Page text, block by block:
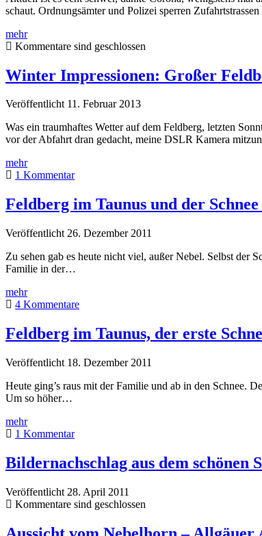
schaut. Ordnungsämter und Polizei sperren
mehrLindenfels
im
Kommentare sind geschlossen
Winter Impressionen: Großer
Veröffentlicht 11. Februar 2013
Was ein traumhaftes Wetter auf dem Feldberg, letzten
vor der Abfahrt dran gedacht, meine DSLR Kamera
mehrWinter
Impressionen:
Feldberg
im
1 Kommentar
Feldberg im Taunus und der
Veröffentlicht 26. Dezember 2011
Zu sehen gab es heute nicht viel, außer Nebel. Selbst der
Familie in der…
mehrFeldberg
im
und
der
ist
weg
4 Kommentare
Feldberg im Taunus, der erste
Veröffentlicht 18. Dezember 2011
Heute ging’s raus mit der Familie und ab in den Schnee.
Um so höher…
mehrFeldberg
im
der
erste
1 Kommentar
Bildernachschlag aus dem schönen
Veröffentlicht 28. April 2011
Kommentare sind geschlossen